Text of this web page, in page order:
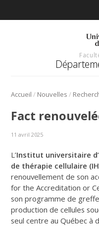
Accueil / Nouvelles /
Fact
11 avril 2025
L’Institut universitaire
de thérapie cellulaire
renouvellement de son
for the Accreditation or
son programme de
production de cellules
seul centre au Québec à